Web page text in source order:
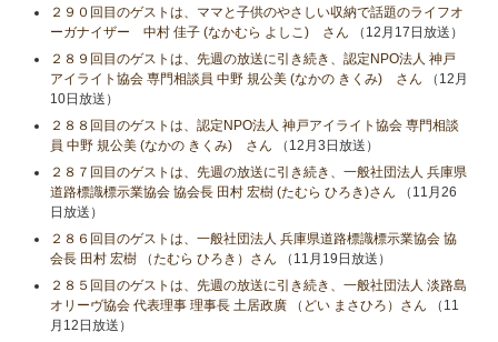
２９０回目のゲストは、ママと子供のやさしい収納で話題のライフオ
ーガナイザー 中村 佳子 (なかむら よしこ) さん （12月17日放送）
２８９回目のゲストは、先週の放送に引き続き、認定NPO法人 神戸
アイライト協会 専門相談員 中野 規公美 (なかの きくみ) さん （12月
10日放送）
２８８回目のゲストは、認定NPO法人 神戸アイライト協会 専門相談
員 中野 規公美 (なかの きくみ) さん （12月3日放送）
２８７回目のゲストは、先週の放送に引き続き、一般社団法人 兵庫県
道路標識標示業協会 協会長 田村 宏樹 (たむら ひろき)さん （11月26
日放送）
２８６回目のゲストは、一般社団法人 兵庫県道路標識標示業協会 協
会長 田村 宏樹 （たむら ひろき）さん （11月19日放送）
２８５回目のゲストは、先週の放送に引き続き、一般社団法人 淡路島
オリーヴ協会 代表理事 理事長 土居政廣 （どい まさひろ）さん （11
月12日放送）